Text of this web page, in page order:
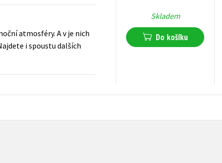
atmosféry. A v je nich
i spoustu dalších
Skladem
Do košíku